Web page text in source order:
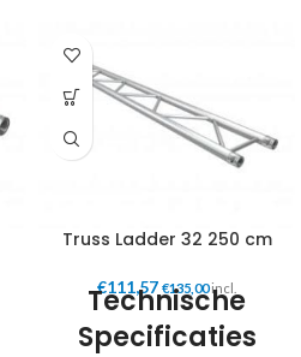
Truss Ladder 32 250 cm
€111,57 €135,00incl.
Technische
Specificaties